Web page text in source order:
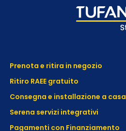
Prenota e ritira in negozio
Ritiro RAEE gratuito
Consegna e installazione a casa
Serena servizi integrativi
Pagamenti con Finanziamento